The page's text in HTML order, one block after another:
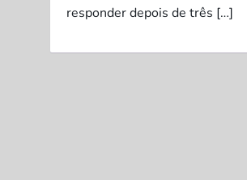
responder depois de três […]